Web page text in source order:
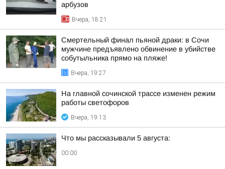
арбузов
Вчера, 18:21
Смертельный финал пьяной драки: в Сочи
мужчине предъявлено обвинение в убийстве
собутыльника прямо на пляже!
Вчера, 19:27
На главной сочинской трассе изменен режим
работы светофоров
Вчера, 19:13
Что мы рассказывали 5 августа:
00:00